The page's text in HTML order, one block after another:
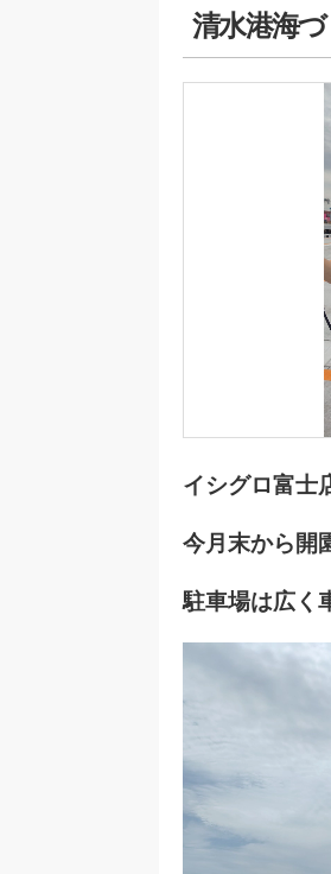
清水港海
イシグロ富士
今月末から開
駐車場は広く